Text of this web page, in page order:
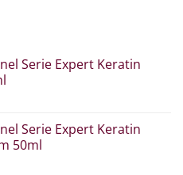
Serie Expert Keratin
Serie Expert Keratin
50ml